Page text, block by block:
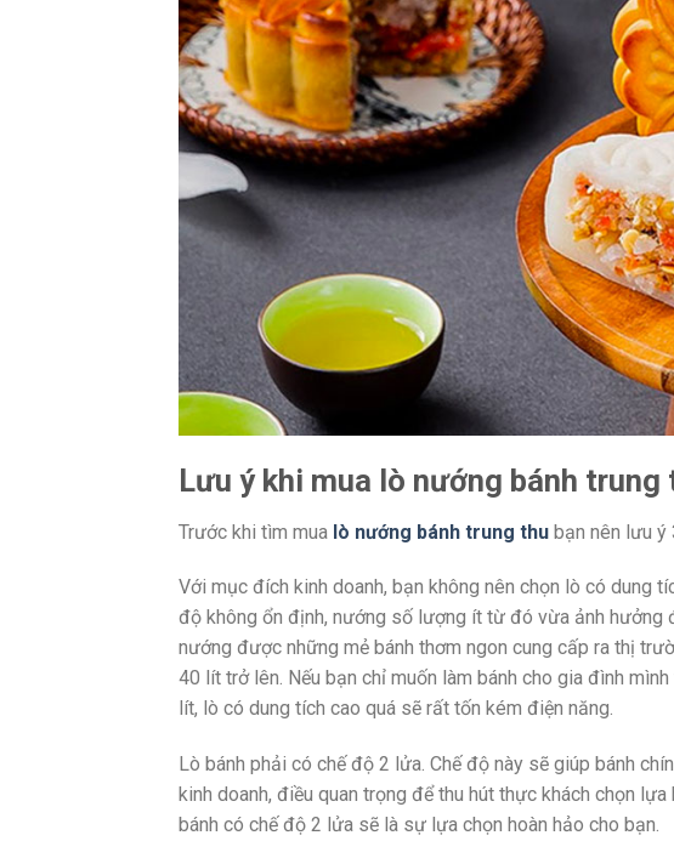
Lưu ý khi mua lò nướng bánh trung
Trước khi tìm mua lò nướng bánh trung thu bạn nên lưu ý
Với mục đích kinh doanh, bạn không nên chọn lò có dung
độ không ổn định, nướng số lượng ít từ đó vừa ảnh
nướng được những mẻ bánh thơm ngon cung cấp ra thị
40 lít trở lên. Nếu bạn chỉ muốn làm bánh cho gia đình
lít, lò có dung tích cao quá sẽ rất tốn kém điện năng.
Lò bánh phải có chế độ 2 lửa. Chế độ này sẽ giúp bánh
kinh doanh, điều quan trọng để thu hút thực khách chọn
bánh có chế độ 2 lửa sẽ là sự lựa chọn hoàn hảo cho bạn.